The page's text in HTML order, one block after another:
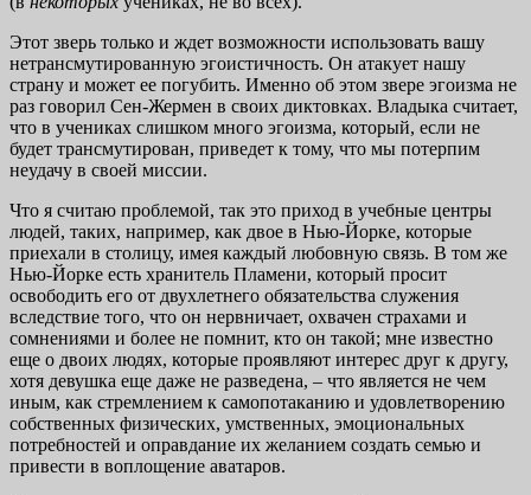
Этот зверь только и ждет возможности использовать вашу
нетрансмутированную эгоистичность. Он атакует нашу
страну и может ее погубить. Именно об этом звере эгоизма не
раз говорил Сен-Жермен в своих диктовках. Владыка считает,
что в учениках слишком много эгоизма, который, если не
будет трансмутирован, приведет к тому, что мы потерпим
неудачу в своей миссии.
Что я считаю проблемой, так это приход в учебные центры
людей, таких, например, как двое в Нью-Йорке, которые
приехали в столицу, имея каждый любовную связь. В том же
Нью-Йорке есть хранитель Пламени, который просит
освободить его от двухлетнего обязательства служения
вследствие того, что он нервничает, охвачен страхами и
сомнениями и более не помнит, кто он такой; мне известно
еще о двоих людях, которые проявляют интерес друг к другу,
хотя девушка еще даже не разведена, – что является не чем
иным, как стремлением к самопотаканию и удовлетворению
собственных физических, умственных, эмоциональных
потребностей и оправдание их желанием создать семью и
привести в воплощение аватаров.